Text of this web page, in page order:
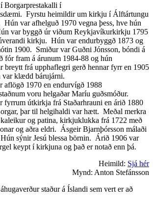
Borgarprestakalli í
Fyrstu heimildir um kirkju í Álftártungu
var afhelguð 1970 vegna þess, hve hún
var byggð úr viðum Reykjavíkurkirkju 1795
kirkju. Hún var endurbyggð 1873 og
1900. Smiður var Guðni Jónsson, bóndi á
fram á árunum 1984-88 og hún
breytt frá upphaflegri gerð hennar fyrr en 1905
var klædd bárujárni.
aflögð 1970 en endurvígð 1988
voru helgaðar Maríu guðsmóður.
fyrrum útkirkja frá Staðarhrauni en árið 1880
þar til helgihaldi var hætt. Meðal merkra
og patina, kirkjuklukka frá 1722 með
og aðra eldri. Ásgeir Bjarnþórsson málaði
sýnir Jesú blessa börnin. Árið 1906 var
keypt í kirkjuna og það er notað enn þá.
Heimild: Sjá hér
Mynd: Anton Stefánsson
staður á Íslandi sem vert er að